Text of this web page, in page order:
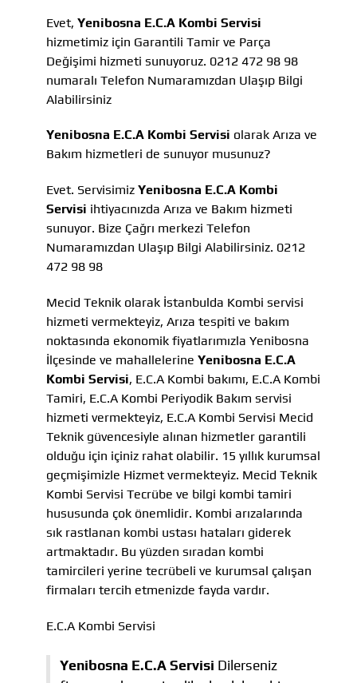
Evet, Yenibosna E.C.A Kombi Servisi
hizmetimiz için Garantili Tamir ve Parça
Değişimi hizmeti sunuyoruz. 0212 472 98 98
numaralı Telefon Numaramızdan Ulaşıp Bilgi
Alabilirsiniz
Yenibosna E.C.A Kombi Servisi olarak Arıza ve
Bakım hizmetleri de sunuyor musunuz?
Evet. Servisimiz Yenibosna E.C.A Kombi
Servisi ihtiyacınızda Arıza ve Bakım hizmeti
sunuyor. Bize Çağrı merkezi Telefon
Numaramızdan Ulaşıp Bilgi Alabilirsiniz. 0212
472 98 98
Mecid Teknik olarak İstanbulda Kombi servisi
hizmeti vermekteyiz, Arıza tespiti ve bakım
noktasında ekonomik fiyatlarımızla Yenibosna
İlçesinde ve mahallelerine Yenibosna E.C.A
Kombi Servisi, E.C.A Kombi bakımı, E.C.A Kombi
Tamiri, E.C.A Kombi Periyodik Bakım servisi
hizmeti vermekteyiz, E.C.A Kombi Servisi Mecid
Teknik güvencesiyle alınan hizmetler garantili
olduğu için içiniz rahat olabilir. 15 yıllık kurumsal
geçmişimizle Hizmet vermekteyiz. Mecid Teknik
Kombi Servisi Tecrübe ve bilgi kombi tamiri
hususunda çok önemlidir. Kombi arızalarında
sık rastlanan kombi ustası hataları giderek
artmaktadır. Bu yüzden sıradan kombi
tamircileri yerine tecrübeli ve kurumsal çalışan
firmaları tercih etmenizde fayda vardır.
E.C.A Kombi Servisi
Yenibosna E.C.A Servisi Dilerseniz